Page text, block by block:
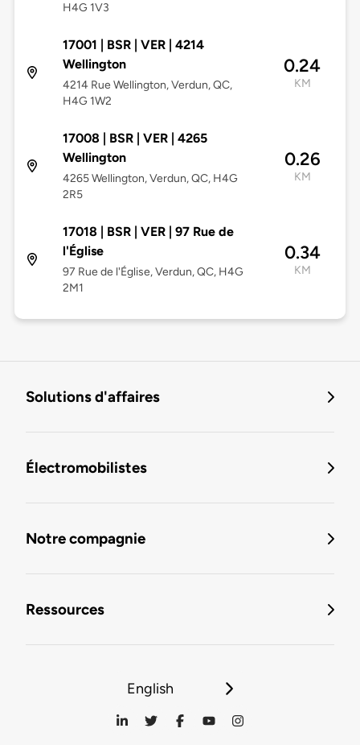
H4G 1V3
17001 | BSR | VER | 4214
Wellington
4214 Rue Wellington, Verdun, QC,
H4G 1W2
0.24
KM
17008 | BSR | VER | 4265
Wellington
4265 Wellington, Verdun, QC, H4G
2R5
0.26
KM
17018 | BSR | VER | 97 Rue de
l'Église
97 Rue de l'Église, Verdun, QC, H4G
2M1
0.34
KM
Solutions d'affaires
Électromobilistes
Notre compagnie
Ressources
English